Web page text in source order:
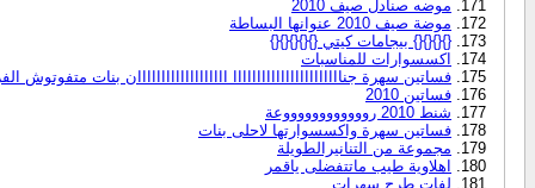
موضه صنادل صيف 2010
موضة صيف 2010 عنوانها البساطة
{}{}{}{} بيجامات كيتي {}{}{}{}{}
اكسسوارات للمناسبات
فساتين سهرة جنااااااااااااااااااااااا ااااااااااااااااااان بنات متفوتوش
فساتين 2010
شنط 2010 رووووووووووووعة
فساتين سهرة واكسسوارتها لاحلى بنات
مجموعة من التنانيرالطويلة
اهلاوية طيب ماتتفضلى ياقمر
لفات طرح سهرات